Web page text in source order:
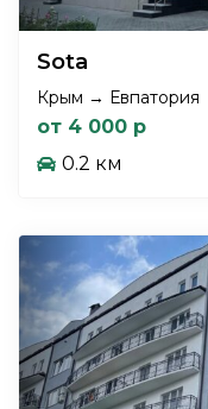
Sota
Крым → Евпатория
от 4 000 р
0.2 км